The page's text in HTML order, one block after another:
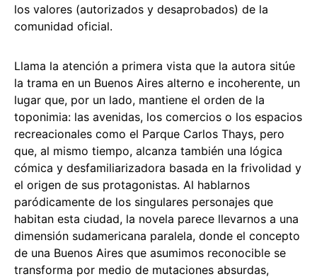
los valores (autorizados y desaprobados) de la
comunidad oficial.
Llama la atención a primera vista que la autora sitúe
la trama en un Buenos Aires alterno e incoherente, un
lugar que, por un lado, mantiene el orden de la
toponimia: las avenidas, los comercios o los espacios
recreacionales como el Parque Carlos Thays, pero
que, al mismo tiempo, alcanza también una lógica
cómica y desfamiliarizadora basada en la frivolidad y
el origen de sus protagonistas. Al hablarnos
paródicamente de los singulares personajes que
habitan esta ciudad, la novela parece llevarnos a una
dimensión sudamericana paralela, donde el concepto
de una Buenos Aires que asumimos reconocible se
transforma por medio de mutaciones absurdas,